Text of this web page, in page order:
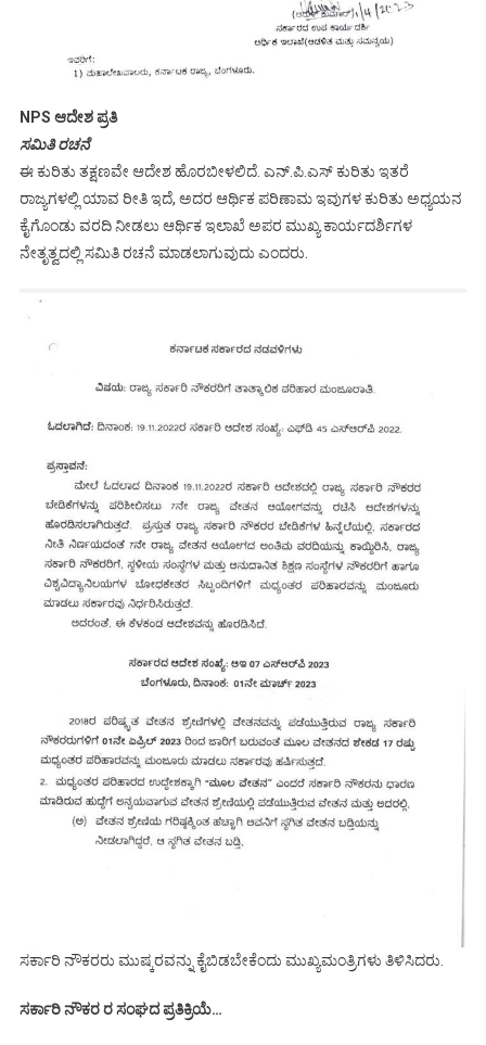
NPS ಆದೇಶ ಪ್ರತಿ
ಸಮಿತಿ ರಚನೆ
ಈ ಕುರಿತು ತಕ್ಷಣವೇ ಆದೇಶ ಹೊರಬೀಳಲಿದೆ. ಎನ್.ಪಿ.ಎಸ್ ಕುರಿತು ಇತರೆ
ರಾಜ್ಯಗಳಲ್ಲಿ ಯಾವ ರೀತಿ ಇದೆ, ಅದರ ಆರ್ಥಿಕ ಪರಿಣಾಮ ಇವುಗಳ ಕುರಿತು ಅಧ್ಯಯನ
ಕೈಗೊಂಡು ವರದಿ ನೀಡಲು ಆರ್ಥಿಕ ಇಲಾಖೆ ಅಪರ ಮುಖ್ಯ ಕಾರ್ಯದರ್ಶಿಗಳ
ನೇತೃತ್ವದಲ್ಲಿ ಸಮಿತಿ ರಚನೆ ಮಾಡಲಾಗುವುದು ಎಂದರು.
ಸರ್ಕಾರಿ ನೌಕರರು ಮುಷ್ಕರವನ್ನು ಕೈಬಿಡಬೇಕೆಂದು ಮುಖ್ಯಮಂತ್ರಿಗಳು ತಿಳಿಸಿದರು.
ಸರ್ಕಾರಿ ನೌಕರ ರ ಸಂಘದ ಪ್ರತಿಕ್ರಿಯೆ…